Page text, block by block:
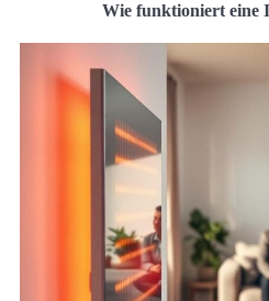
Wie funktioniert eine